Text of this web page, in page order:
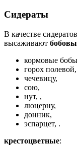
Сидераты
В качестве
высаживают
кормовые
горох
чечевицу,
сою,
нут, ,
люцерну,
донник,
эспарцет, .
крестоцветные: